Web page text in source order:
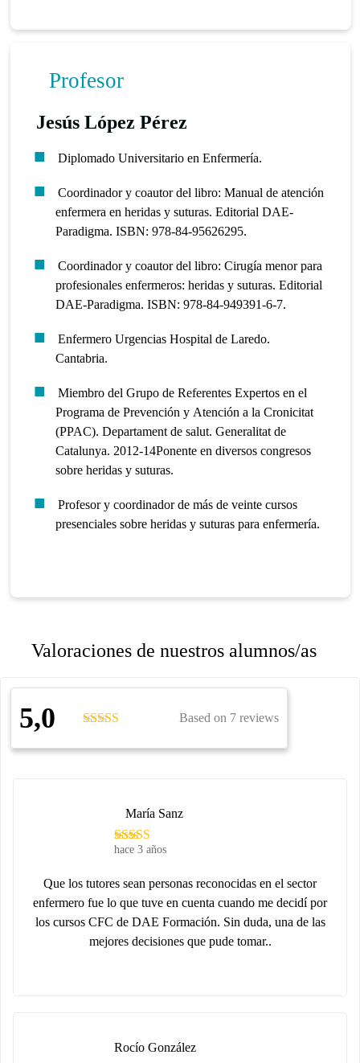
Profesor
Jesús López Pérez
Diplomado Universitario en Enfermería.
Coordinador y coautor del libro: Manual de atención
enfermera en heridas y suturas. Editorial DAE-
Paradigma. ISBN: 978-84-95626295.
Coordinador y coautor del libro: Cirugía menor para
profesionales enfermeros: heridas y suturas. Editorial
DAE-Paradigma. ISBN: 978-84-949391-6-7.
Enfermero Urgencias Hospital de Laredo.
Cantabria.
Miembro del Grupo de Referentes Expertos en el
Programa de Prevención y Atención a la Cronicitat
(PPAC). Departament de salut. Generalitat de
Catalunya. 2012-14Ponente en diversos congresos
sobre heridas y suturas.
Profesor y coordinador de más de veinte cursos
presenciales sobre heridas y suturas para enfermería.
Valoraciones de nuestros alumnos/as
5,0 Based on 7 reviews
hace 3 años
María Sanz
Que los tutores sean personas reconocidas en el sector
enfermero fue lo que tuve en cuenta cuando me decidí por
los cursos CFC de DAE Formación. Sin duda, una de las
mejores decisiones que pude tomar..
Rocío González